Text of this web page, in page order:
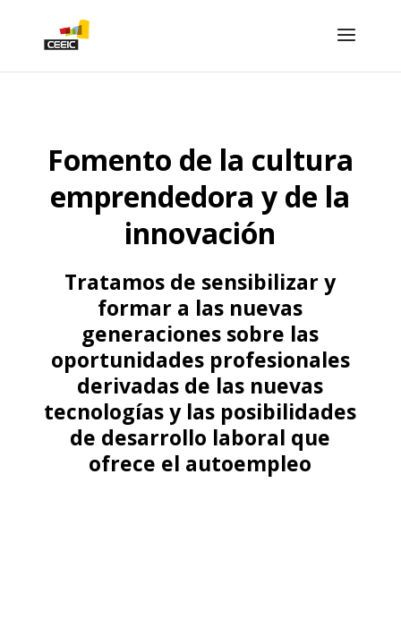
Fomento de la cultura
emprendedora y de la
innovación
Tratamos de sensibilizar y
formar a las nuevas
generaciones sobre las
oportunidades profesionales
derivadas de las nuevas
tecnologías y las posibilidades
de desarrollo laboral que
ofrece el autoempleo